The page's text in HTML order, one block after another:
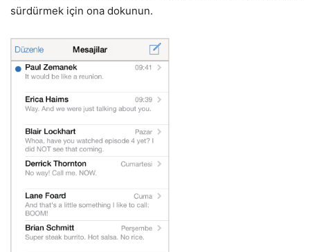
sürdürmek için ona dokunun.